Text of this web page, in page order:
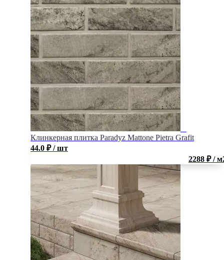
Клинкерная плитка Paradyz Mattone Pietra Grafit
44.0 ₽ / шт
2288 ₽ /